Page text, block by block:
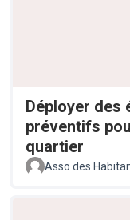
Déployer des
préventifs
quartier
Asso des